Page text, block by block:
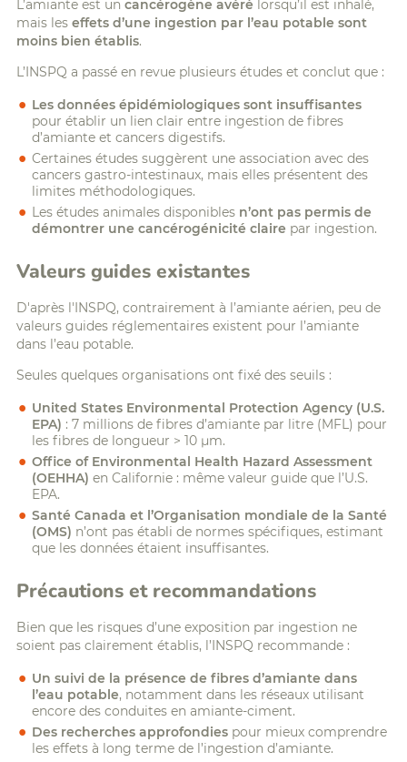
L’amiante est un cancérogène avéré lorsqu’il est inhalé,
mais les effets d’une ingestion par l’eau potable sont
moins bien établis.
L’INSPQ a passé en revue plusieurs études et conclut que :
Les données épidémiologiques sont insuffisantes
pour établir un lien clair entre ingestion de fibres
d’amiante et cancers digestifs.
Certaines études suggèrent une association avec des
cancers gastro-intestinaux, mais elles présentent des
limites méthodologiques.
Les études animales disponibles n’ont pas permis de
démontrer une cancérogénicité claire par ingestion.
Valeurs guides existantes
D'après l'INSPQ, contrairement à l’amiante aérien, peu de
valeurs guides réglementaires existent pour l’amiante
dans l’eau potable.
Seules quelques organisations ont fixé des seuils :
United States Environmental Protection Agency (U.S.
EPA) : 7 millions de fibres d’amiante par litre (MFL) pour
les fibres de longueur > 10 µm.
Office of Environmental Health Hazard Assessment
(OEHHA) en Californie : même valeur guide que l’U.S.
EPA.
Santé Canada et l’Organisation mondiale de la Santé
(OMS) n’ont pas établi de normes spécifiques, estimant
que les données étaient insuffisantes.
Précautions et recommandations
Bien que les risques d’une exposition par ingestion ne
soient pas clairement établis, l’INSPQ recommande :
Un suivi de la présence de fibres d’amiante dans
l’eau potable, notamment dans les réseaux utilisant
encore des conduites en amiante-ciment.
Des recherches approfondies pour mieux comprendre
les effets à long terme de l’ingestion d’amiante.